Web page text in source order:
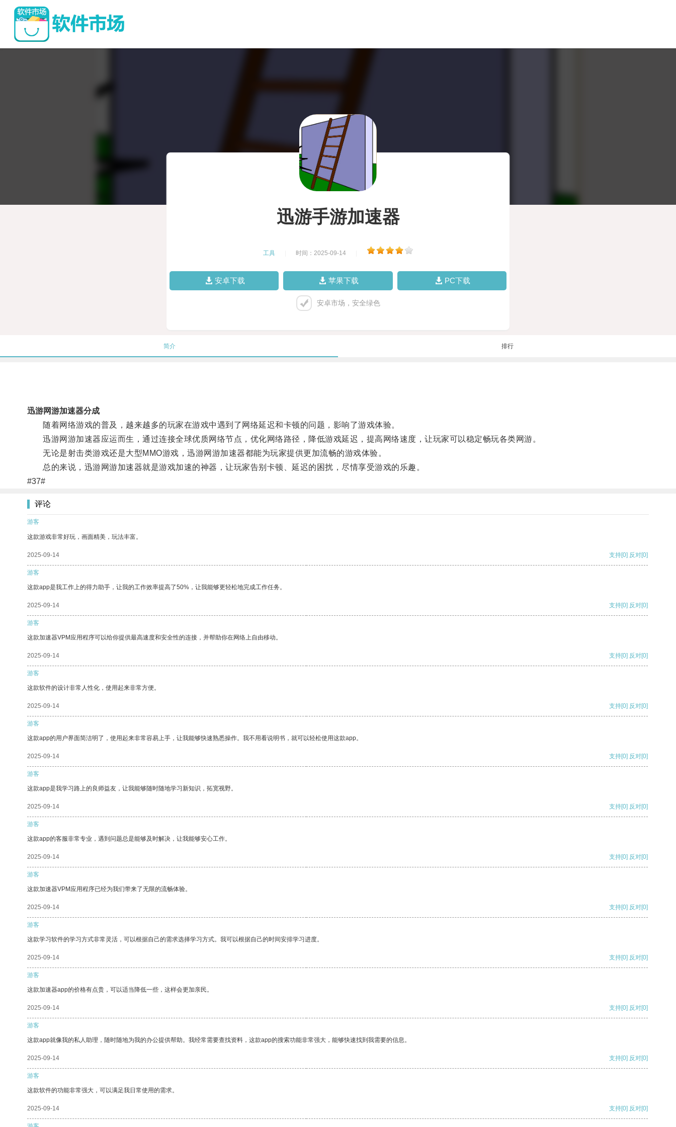
迅游手游加速器
工具 时间：2025-09-14
安卓下载 苹果下载 PC下载
安卓市场，安全绿色
简介 排行
迅游网游加速器分成
随着网络游戏的普及，越来越多的玩家在游戏中遇到了网络延迟和卡顿的问题，影响了游戏体验。
迅游网游加速器应运而生，通过连接全球优质网络节点，优化网络路径，降低游戏延迟，提高网络速度，让玩家可以稳定畅玩各类网游。
无论是射击类游戏还是大型MMO游戏，迅游网游加速器都能为玩家提供更加流畅的游戏体验。
总的来说，迅游网游加速器就是游戏加速的神器，让玩家告别卡顿、延迟的困扰，尽情享受游戏的乐趣。
#37#
评论
游客
这款游戏非常好玩，画面精美，玩法丰富。
2025-09-14 支持[0] 反对[0]
游客
这款app是我工作上的得力助手，让我的工作效率提高了50%，让我能够更轻松地完成工作任务。
2025-09-14 支持[0] 反对[0]
游客
这款加速器VPM应用程序可以给你提供最高速度和安全性的连接，并帮助你在网络上自由移动。
2025-09-14 支持[0] 反对[0]
游客
这款软件的设计非常人性化，使用起来非常方便。
2025-09-14 支持[0] 反对[0]
游客
这款app的用户界面简洁明了，使用起来非常容易上手，让我能够快速熟悉操作。我不用看说明书，就可以轻松使用这款app。
2025-09-14 支持[0] 反对[0]
游客
这款app是我学习路上的良师益友，让我能够随时随地学习新知识，拓宽视野。
2025-09-14 支持[0] 反对[0]
游客
这款app的客服非常专业，遇到问题总是能够及时解决，让我能够安心工作。
2025-09-14 支持[0] 反对[0]
游客
这款加速器VPM应用程序已经为我们带来了无限的流畅体验。
2025-09-14 支持[0] 反对[0]
游客
这款学习软件的学习方式非常灵活，可以根据自己的需求选择学习方式。我可以根据自己的时间安排学习进度。
2025-09-14 支持[0] 反对[0]
游客
这款加速器app的价格有点贵，可以适当降低一些，这样会更加亲民。
2025-09-14 支持[0] 反对[0]
游客
这款app就像我的私人助理，随时随地为我的办公提供帮助。我经常需要查找资料，这款app的搜索功能非常强大，能够快速找到我需要的信息。
2025-09-14 支持[0] 反对[0]
游客
这款软件的功能非常强大，可以满足我日常使用的需求。
2025-09-14 支持[0] 反对[0]